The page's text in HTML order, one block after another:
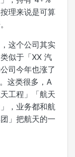
理来说是可算
这个公司其实
似于「XX 汽
司今年也涨了
这类很多，A
工程」「航天
，业务都和航
」把航天的一